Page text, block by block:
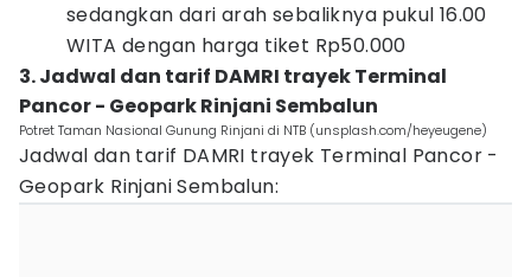
sedangkan dari arah sebaliknya pukul 16.00
WITA dengan harga tiket Rp50.000
3. Jadwal dan tarif DAMRI trayek Terminal
Pancor - Geopark Rinjani Sembalun
Potret Taman Nasional Gunung Rinjani di NTB (unsplash.com/heyeugene)
Jadwal dan tarif DAMRI trayek Terminal Pancor -
Geopark Rinjani Sembalun: